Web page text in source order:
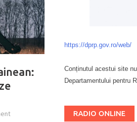
https://dprp.gov.ro/web/
Conținutul acestui site
Departamentului pentru
RADIO ONLINE